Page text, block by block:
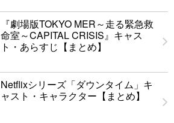
『劇場版TOKYO MER～走る緊急救
命室～CAPITAL CRISIS』キャス
ト・あらすじ【まとめ】
Netflixシリーズ「ダウンタイム」キ
ャスト・キャラクター【まとめ】